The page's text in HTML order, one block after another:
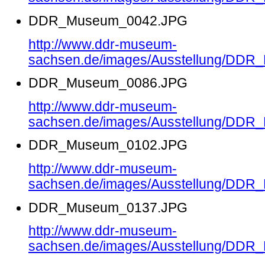
DDR_Museum_0042.JPG
http://www.ddr-museum-
sachsen.de/images/Ausstellung/
DDR_Museum_0086.JPG
http://www.ddr-museum-
sachsen.de/images/Ausstellung/
DDR_Museum_0102.JPG
http://www.ddr-museum-
sachsen.de/images/Ausstellung/
DDR_Museum_0137.JPG
http://www.ddr-museum-
sachsen.de/images/Ausstellung/